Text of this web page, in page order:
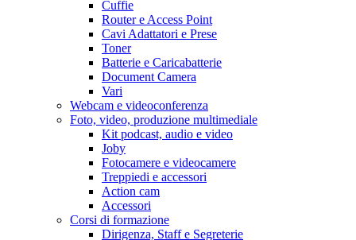
Cuffie
Router e Access Point
Cavi Adattatori e Prese
Toner
Batterie e Caricabatterie
Document Camera
Vari
Webcam e videoconferenza
Foto, video, produzione multimediale
Kit podcast, audio e video
Joby
Fotocamere e videocamere
Treppiedi e accessori
Action cam
Accessori
Corsi di formazione
Dirigenza, Staff e Segreterie